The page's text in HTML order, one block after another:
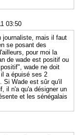
03:50
journaliste, mais il faut
se posant des
pour moi la
de wade est positif ou
wade ne doit
a épuisé ses 2
Si Wade est sûr qu'il
il n'a qu'a désigner un
et les sénégalais